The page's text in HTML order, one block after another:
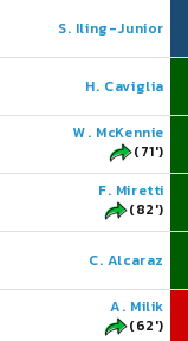
S. Iling-Junior
H. Caviglia
W. McKennie
(71')
F. Miretti
(82')
C. Alcaraz
A. Milik
(62')